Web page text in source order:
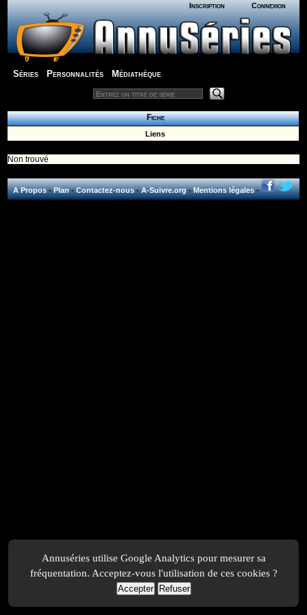
Inscription Connexion
Séries Personnalités Médiathèque
Fiche
Liens
Non trouvé
A Propos-Plan-Contactez-nous-A-Suivre.org-Mentions légales-
Annuséries utilise Google Analytics pour mesurer sa
fréquentation. Acceptez-vous l'utilisation de ces cookies ?
Accepter Refuser